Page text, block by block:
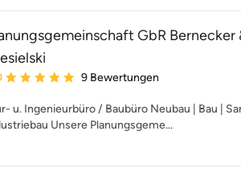
GbR Bernecker
Bewertung: 5 von 5 Sternen
9 Bewertungen
u. Ingenieurbüro / Baubüro Neubau | Bau |
Unsere Planungsgeme...